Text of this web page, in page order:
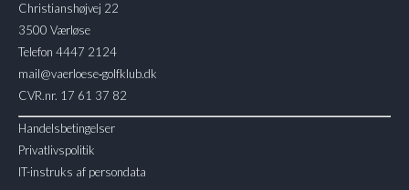
Christianshøjvej 22
3500 Værløse
Telefon 4447 2124
mail@vaerloese‑golfklub.dk
CVR.nr. 17 61 37 82
Handelsbetingelser
Privatlivspolitik
IT-instruks af persondata